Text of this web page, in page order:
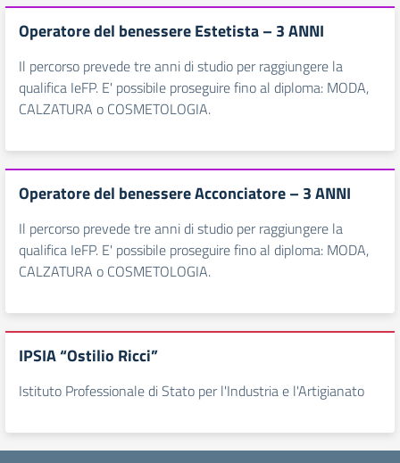
Operatore del benessere Estetista – 3 ANNI
Il percorso prevede tre anni di studio per raggiungere la
qualifica IeFP. E' possibile proseguire fino al diploma: MODA,
CALZATURA o COSMETOLOGIA.
Operatore del benessere Acconciatore – 3 ANNI
Il percorso prevede tre anni di studio per raggiungere la
qualifica IeFP. E' possibile proseguire fino al diploma: MODA,
CALZATURA o COSMETOLOGIA.
IPSIA “Ostilio Ricci”
Istituto Professionale di Stato per l'Industria e l'Artigianato